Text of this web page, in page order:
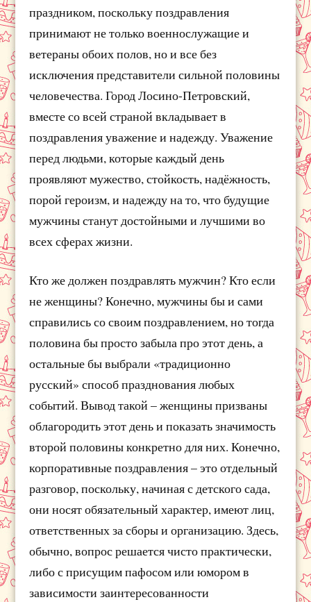
праздником, поскольку поздравления
принимают не только военнослужащие и
ветераны обоих полов, но и все без
исключения представители сильной половины
человечества. Город Лосино-Петровский,
вместе со всей страной вкладывает в
поздравления уважение и надежду. Уважение
перед людьми, которые каждый день
проявляют мужество, стойкость, надёжность,
порой героизм, и надежду на то, что будущие
мужчины станут достойными и лучшими во
всех сферах жизни.
Кто же должен поздравлять мужчин? Кто если
не женщины? Конечно, мужчины бы и сами
справились со своим поздравлением, но тогда
половина бы просто забыла про этот день, а
остальные бы выбрали «традиционно
русский» способ празднования любых
событий. Вывод такой – женщины призваны
облагородить этот день и показать значимость
второй половины конкретно для них. Конечно,
корпоративные поздравления – это отдельный
разговор, поскольку, начиная с детского сада,
они носят обязательный характер, имеют лиц,
ответственных за сборы и организацию. Здесь,
обычно, вопрос решается чисто практически,
либо с присущим пафосом или юмором в
зависимости заинтересованности